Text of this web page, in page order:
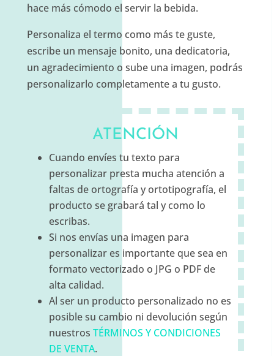
hace más cómodo el servir la bebida.
Personaliza el termo como más te guste,
escribe un mensaje bonito, una dedicatoria,
un agradecimiento o sube una imagen, podrás
personalizarlo completamente a tu gusto.
ATENCIÓN
Cuando envíes tu texto para
personalizar presta mucha atención a
faltas de ortografía y ortotipografía, el
producto se grabará tal y como lo
escribas.
Si nos envías una imagen para
personalizar es importante que sea en
formato vectorizado o JPG o PDF de
alta calidad.
Al ser un producto personalizado no es
posible su cambio ni devolución según
nuestrosTÉRMINOS Y CONDICIONES
DE VENTA.